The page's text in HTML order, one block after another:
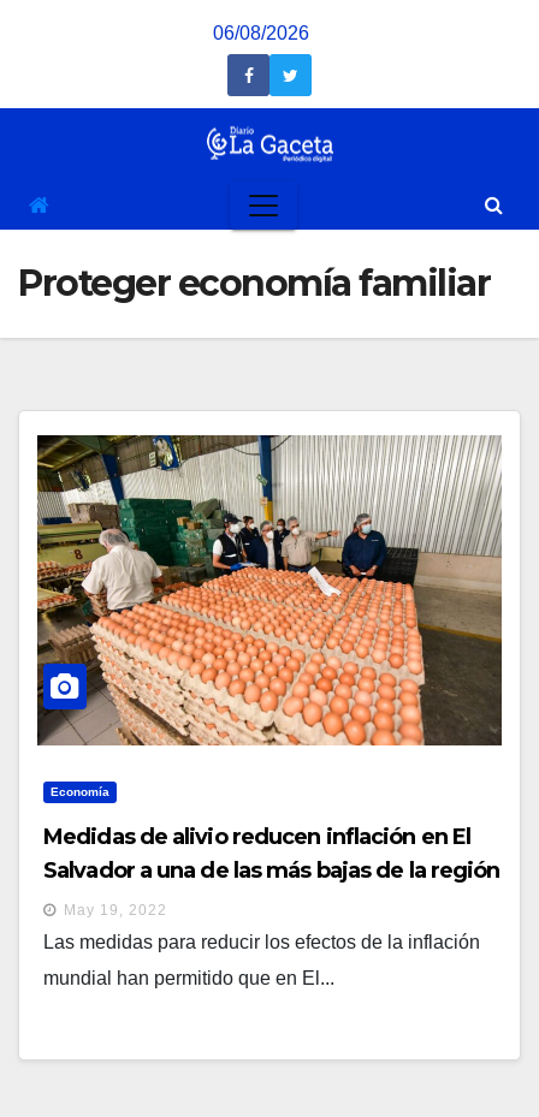
06/08/2026
Proteger economía familiar
Economía
Medidas de alivio reducen inflación en El
Salvador a una de las más bajas de la región
May 19, 2022
Las medidas para reducir los efectos de la inflación
mundial han permitido que en El...